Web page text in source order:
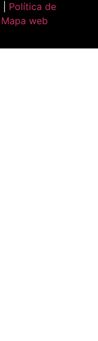
Política de
Mapa web